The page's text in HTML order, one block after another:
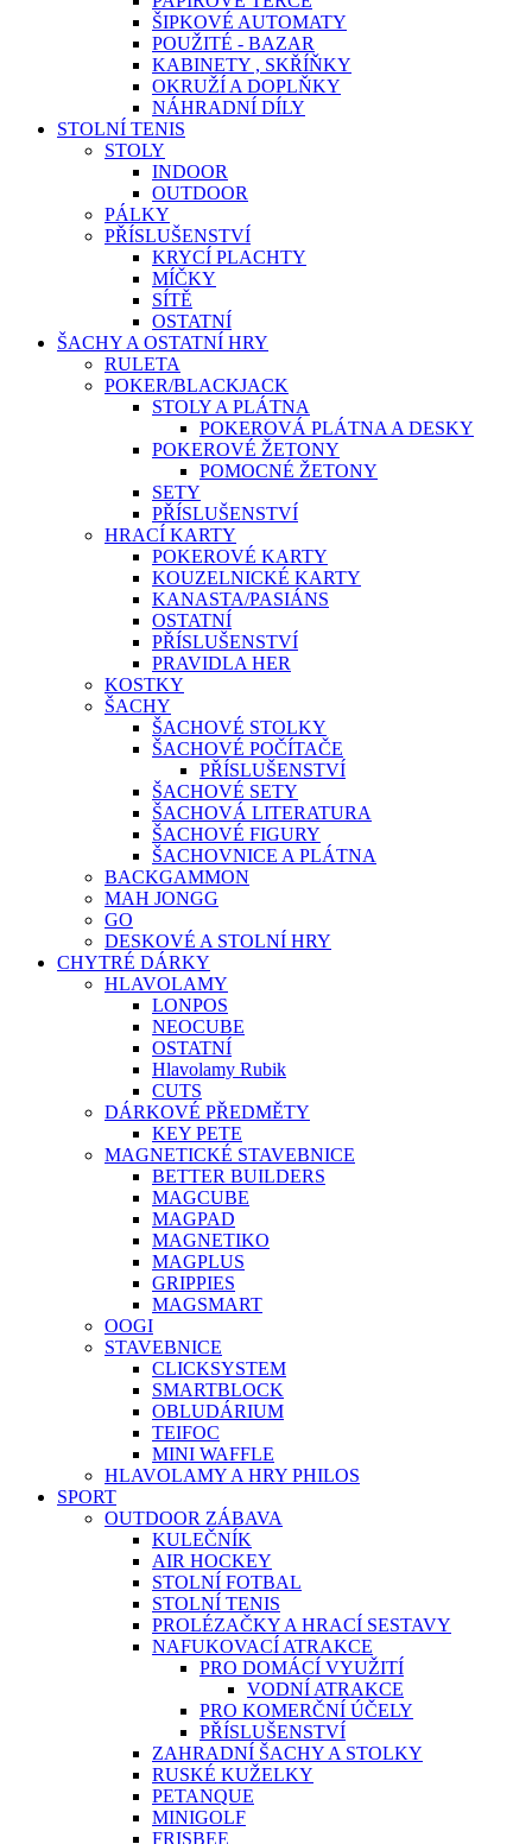
ŠIPKOVÉ AUTOMATY
POUŽITÉ - BAZAR
KABINETY , SKŘÍŇKY
OKRUŽÍ A DOPLŇKY
NÁHRADNÍ DÍLY
STOLNÍ TENIS
STOLY
INDOOR
OUTDOOR
PÁLKY
PŘÍSLUŠENSTVÍ
KRYCÍ PLACHTY
MÍČKY
SÍTĚ
OSTATNÍ
ŠACHY A OSTATNÍ HRY
RULETA
POKER/BLACKJACK
STOLY A PLÁTNA
POKEROVÁ PLÁTNA A DESKY
POKEROVÉ ŽETONY
POMOCNÉ ŽETONY
SETY
PŘÍSLUŠENSTVÍ
HRACÍ KARTY
POKEROVÉ KARTY
KOUZELNICKÉ KARTY
KANASTA/PASIÁNS
OSTATNÍ
PŘÍSLUŠENSTVÍ
PRAVIDLA HER
KOSTKY
ŠACHY
ŠACHOVÉ STOLKY
ŠACHOVÉ POČÍTAČE
PŘÍSLUŠENSTVÍ
ŠACHOVÉ SETY
ŠACHOVÁ LITERATURA
ŠACHOVÉ FIGURY
ŠACHOVNICE A PLÁTNA
BACKGAMMON
MAH JONGG
GO
DESKOVÉ A STOLNÍ HRY
CHYTRÉ DÁRKY
HLAVOLAMY
LONPOS
NEOCUBE
OSTATNÍ
Hlavolamy Rubik
CUTS
DÁRKOVÉ PŘEDMĚTY
KEY PETE
MAGNETICKÉ STAVEBNICE
BETTER BUILDERS
MAGCUBE
MAGPAD
MAGNETIKO
MAGPLUS
GRIPPIES
MAGSMART
OOGI
STAVEBNICE
CLICKSYSTEM
SMARTBLOCK
OBLUDÁRIUM
TEIFOC
MINI WAFFLE
HLAVOLAMY A HRY PHILOS
SPORT
OUTDOOR ZÁBAVA
KULEČNÍK
AIR HOCKEY
STOLNÍ FOTBAL
STOLNÍ TENIS
PROLÉZAČKY A HRACÍ SESTAVY
NAFUKOVACÍ ATRAKCE
PRO DOMÁCÍ VYUŽITÍ
VODNÍ ATRAKCE
PRO KOMERČNÍ ÚČELY
PŘÍSLUŠENSTVÍ
ZAHRADNÍ ŠACHY A STOLKY
RUSKÉ KUŽELKY
PETANQUE
MINIGOLF
FRISBEE